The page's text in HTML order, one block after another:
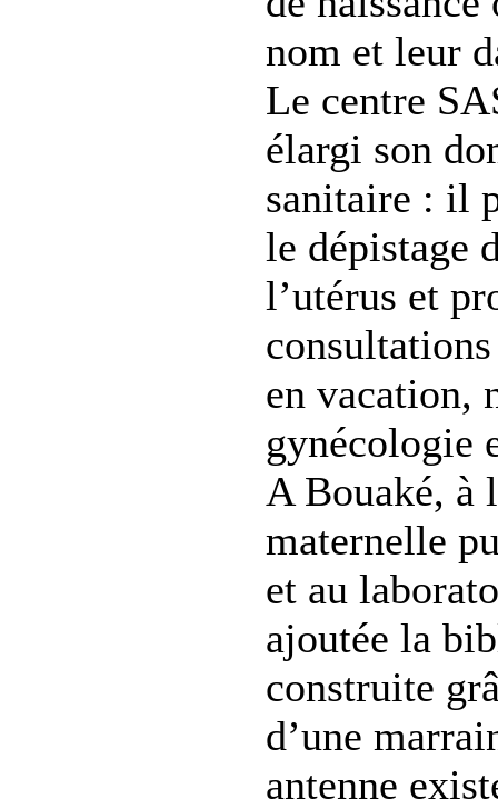
nom et leur
Le centre
élargi son
sanitaire : il
le dépistage
l’utérus et
en vacation,
gynécologie
A Bouaké, à
maternelle
et au
ajoutée la
construite
d’une
antenne